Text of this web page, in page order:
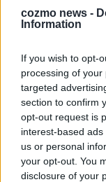
cozmo news -
Information
If you wish to opt-
processing of
targeted
section to confirm
opt-out request is
interest-based
us or personal
your opt-out. You
disclosure of your
KEINE NEWS MEHR
ANZEIGE